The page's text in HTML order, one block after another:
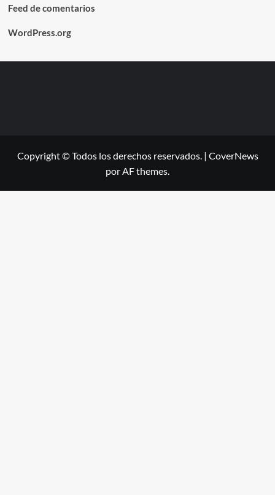
Feed de comentarios
WordPress.org
Copyright © Todos los derechos reservados. | CoverNews
por AF themes.